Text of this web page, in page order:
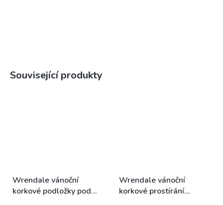
Související produkty
Wrendale vánoční
korkové podložky pod
Wrendale vánoční
korkové prostírání